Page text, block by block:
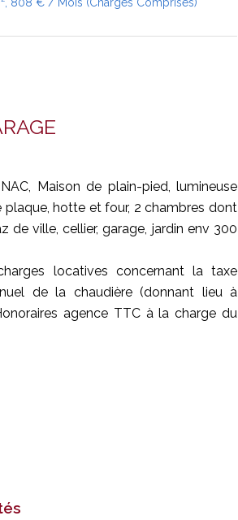
Maison de plain-pied, lumineuse
plaque, hotte et four, 2 chambres dont
de ville, cellier, garage, jardin env 300
locatives concernant la taxe
de la chaudière (donnant lieu à
agence TTC à la charge du